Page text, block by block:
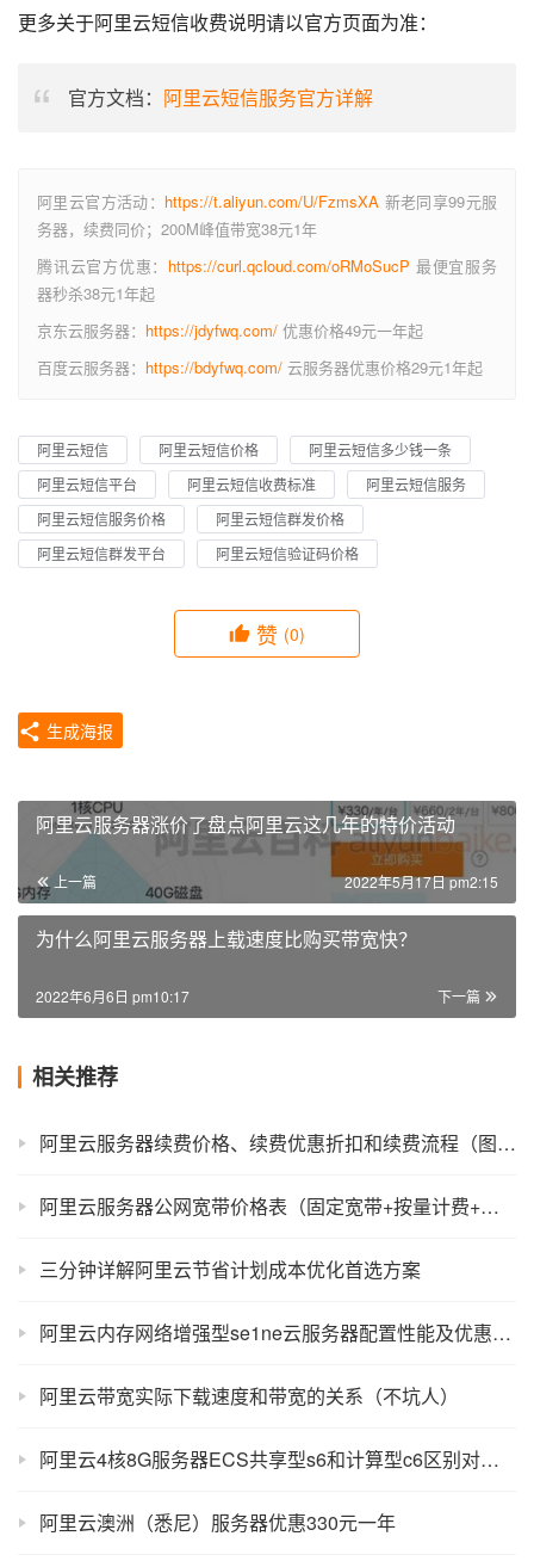
更多关于阿里云短信收费说明请以官方页面为准：
官方文档： 阿里云短信服务官方详解
阿里云官方活动： https://t.aliyun.com/U/FzmsXA 新老同享99元服
务器，续费同价；200M峰值带宽38元1年
腾讯云官方优惠： https://curl.qcloud.com/oRMoSucP 最便宜服务
器秒杀38元1年起
京东云服务器： https://jdyfwq.com/ 优惠价格49元一年起
百度云服务器： https://bdyfwq.com/ 云服务器优惠价格29元1年起
阿里云短信 阿里云短信价格
阿里云短信多少钱一条
阿里云短信平台
阿里云短信收费标准
阿里云短信服务
阿里云短信服务价格
阿里云短信群发价格
阿里云短信群发平台
阿里云短信验证码价格
赞 (0)
生成海报
阿里云服务器涨价了盘点阿里云这几年的特价活动
上一篇 2022年5月17日 pm2:15
为什么阿里云服务器上载速度比购买带宽快？
下一篇
2022年6月6日 pm10:17
相关推荐
阿里云服务器续费价格、续费优惠折扣和续费流程（图文详解）
阿里云服务器公网宽带价格表（固定宽带+按量计费+使用流量计费）
三分钟详解阿里云节省计划成本优化首选方案
阿里云内存网络增强型se1ne云服务器配置性能及优惠价格
阿里云带宽实际下载速度和带宽的关系（不坑人）
阿里云4核8G服务器ECS共享型s6和计算型c6区别对比及选择方法
阿里云澳洲（悉尼）服务器优惠330元一年